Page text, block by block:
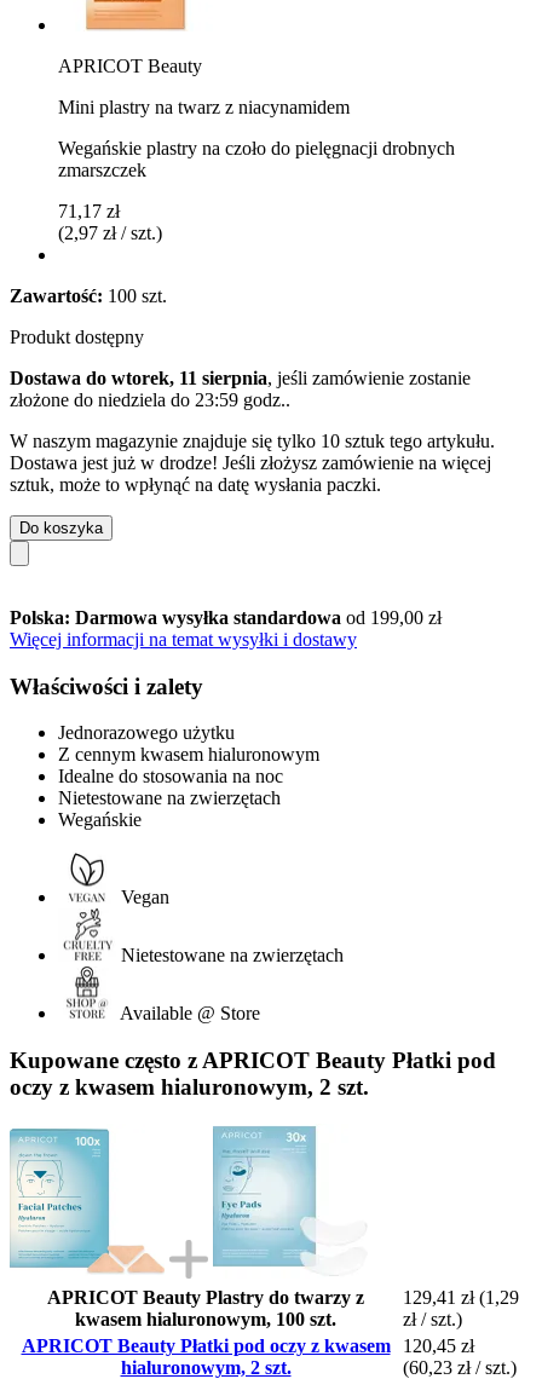
APRICOT Beauty
Mini plastry na twarz z niacynamidem
Wegańskie plastry na czoło do pielęgnacji drobnych
zmarszczek
71,17 zł
(2,97 zł / szt.)
Zawartość: 100 szt.
Produkt dostępny
Dostawa do wtorek, 11 sierpnia, jeśli zamówienie zostanie
złożone do niedziela do 23:59 godz..
W naszym magazynie znajduje się tylko 10 sztuk tego artykułu.
Dostawa jest już w drodze! Jeśli złożysz zamówienie na więcej
sztuk, może to wpłynąć na datę wysłania paczki.
Do koszyka
Polska: Darmowa wysyłka standardowa od 199,00 zł
Więcej informacji na temat wysyłki i dostawy
Właściwości i zalety
Jednorazowego użytku
Z cennym kwasem hialuronowym
Idealne do stosowania na noc
Nietestowane na zwierzętach
Wegańskie
Vegan
Nietestowane na zwierzętach
Available @ Store
Kupowane często z APRICOT Beauty Płatki pod
oczy z kwasem hialuronowym, 2 szt.
APRICOT Beauty Plastry do twarzy z
kwasem hialuronowym, 100 szt.
129,41 zł (1,29
zł / szt.)
APRICOT Beauty Płatki pod oczy z kwasem
hialuronowym, 2 szt.
120,45 zł
(60,23 zł / szt.)